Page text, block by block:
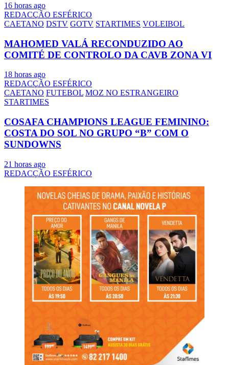
16 horas ago
REDACÇÃO ESFÉRICO
CAETANO DSTV GOTV STARTIMES VOLEIBOL
MAHOMED VALÁ RECONDUZIDO AO
COMITÉ DE CONTROLO DA CAVB ZONA VI
18 horas ago
REDACÇÃO ESFÉRICO
CAETANO FUTEBOL MOZ NO ESTRANGEIRO
STARTIMES
COSAFA CHAMPIONS LEAGUE FEMININO:
COSTA DO SOL NO GRUPO “B” COM O
SUNDOWNS
21 horas ago
REDACÇÃO ESFÉRICO